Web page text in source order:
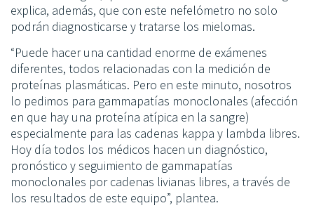
explica, además, que con este nefelómetro no solo
podrán diagnosticarse y tratarse los mielomas.
“Puede hacer una cantidad enorme de exámenes
diferentes, todos relacionadas con la medición de
proteínas plasmáticas. Pero en este minuto, nosotros
lo pedimos para gammapatías monoclonales (afección
en que hay una proteína atípica en la sangre)
especialmente para las cadenas kappa y lambda libres.
Hoy día todos los médicos hacen un diagnóstico,
pronóstico y seguimiento de gammapatías
monoclonales por cadenas livianas libres, a través de
los resultados de este equipo”, plantea.